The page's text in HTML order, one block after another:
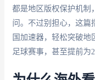
都是地区版权保护机制
问。不过别担心，这篇
国加速器，轻松突破地
足球赛事，甚至提前为